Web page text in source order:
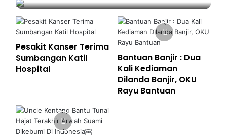
Pesakit Kanser Terima
Sumbangan Katil
Hospital
Bantuan Banjir : Dua
Kali Kediaman
Dilanda Banjir, OKU
Rayu Bantuan